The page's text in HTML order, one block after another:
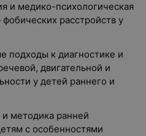
и медико-психологическая
фобических расстройств у
подходы к диагностике и
двигательной и
у детей раннего и
и методика ранней
с особенностями